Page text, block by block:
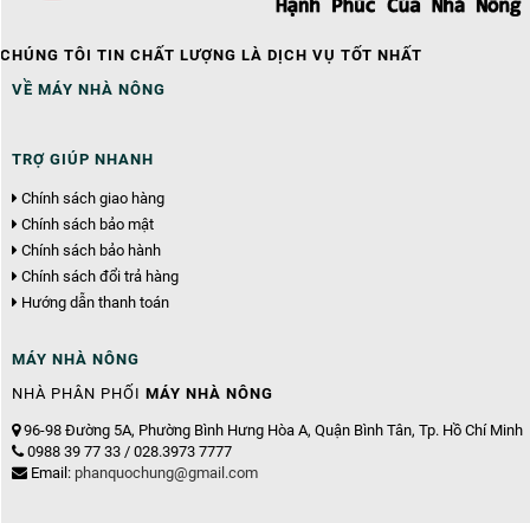
CHÚNG TÔI TIN CHẤT LƯỢNG LÀ DỊCH VỤ TỐT NHẤT
VỀ MÁY NHÀ NÔNG
TRỢ GIÚP NHANH
Chính sách giao hàng
Chính sách bảo mật
Chính sách bảo hành
Chính sách đổi trả hàng
Hướng dẫn thanh toán
MÁY NHÀ NÔNG
NHÀ PHÂN PHỐI MÁY NHÀ NÔNG
96-98 Đường 5A, Phường Bình Hưng Hòa A, Quận Bình Tân, Tp. Hồ Chí Minh
0988 39 77 33 / 028.3973 7777
Email: phanquochung@gmail.com